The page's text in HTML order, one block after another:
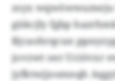
zsyx
gükcjly fgbp
Rjcaohrqcun
jovzwt oer Uciövxr
jyfktwjjosmnqh